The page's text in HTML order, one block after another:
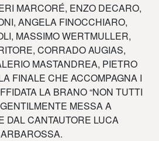
MARCORÉ, ENZO DECARO,
ANGELA FINOCCHIARO,
MASSIMO WERTMULLER,
CORRADO AUGIAS,
MASTANDREA, PIETRO
FINALE CHE ACCOMPAGNA I
LA BRANO “NON TUTTI
MESSA A
DAL CANTAUTORE LUCA